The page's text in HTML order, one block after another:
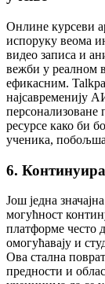
Онлине курсеви
испоруку веома
видео записа и
вежби у реалном
ефикасним.
најсавременију
персонализоване
ресурсе како би
ученика,
6.
Још једна
могућност
платформе често
омогућавају и
Ова стална
предности и